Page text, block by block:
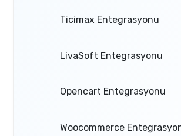
Ticimax Entegrasyonu
LivaSoft Entegrasyonu
Opencart Entegrasyonu
Woocommerce